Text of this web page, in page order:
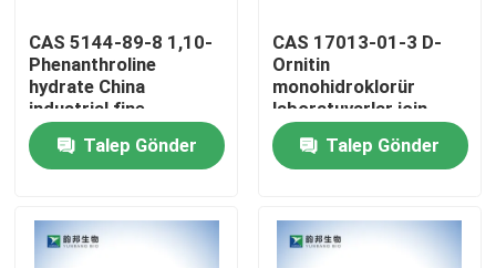
CAS 5144-89-8 1,10-
Phenanthroline
hydrate China
industrial fine
chemicals factory
Talep Gönder
CAS 17013-01-3 D-
Ornitin
monohidroklorür
laboratuvarlar için
biyokimyasal reagans
Talep Gönder